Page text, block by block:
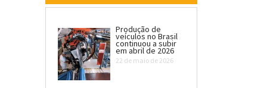
Produção de
veículos no Brasil
continuou a subir
em abril de 2026
22 de maio de 2026